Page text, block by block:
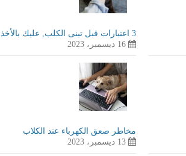
3 اعتبارات قبل تبنى الكلب, عليك بالأخذ بهم
16 ديسمبر، 2023
مخاطر صعق الكهرباء عند الكلاب
13 ديسمبر، 2023